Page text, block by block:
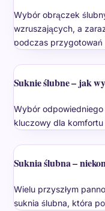
Wybór obrączek
wzruszających, a
podczas
Suknie ślubne – jak
Wybór odpowiedniego
kluczowy dla komfortu
Suknia ślubna –
Wielu przyszłym
suknia ślubna, która